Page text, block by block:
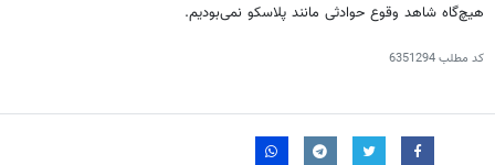
هیچ‌گاه شاهد وقوع حوادثی مانند پلاسکو نمی‌بودیم.
کد مطلب6351294